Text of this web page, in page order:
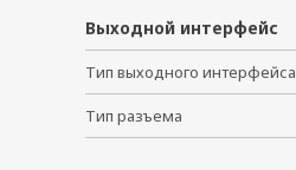
ICF-1150-S-SC-T
ICF-1150I-M-SC
ICF-1150I-S-SC
ICF-1150I-M-SC-T
Выходной интерфейс
Тип выходного интерфейса
Тип разъема